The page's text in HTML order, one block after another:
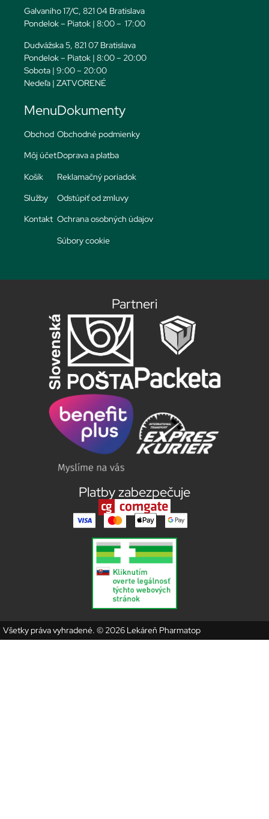
Galvaniho 17/C, 821 04 Bratislava
Pondelok – Piatok | 8:00 – 17:00
Dudvážska 5, 821 07 Bratislava
Pondelok – Piatok | 8:00 – 20:00
Sobota | 9:00 – 20:00
Nedeľa | ZATVORENÉ
Menu
Obchod
Môj účet
Košík
Služby
Kontakt
Dokumenty
Obchodné podmienky
Doprava a platba
Reklamačný poriadok
Odstúpiť od zmluvy
Ochrana osobných údajov
Súbory cookie
Partneri
Platby zabezpečuje
Všetky práva vyhradené. © 2026 Lekáreň Pharmatop